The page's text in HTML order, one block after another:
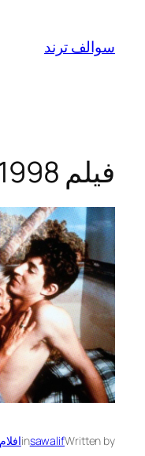
المحتوى
سوالف ترند
فيلم Sitcom 1998 مترجم
Written by
sawalif
in